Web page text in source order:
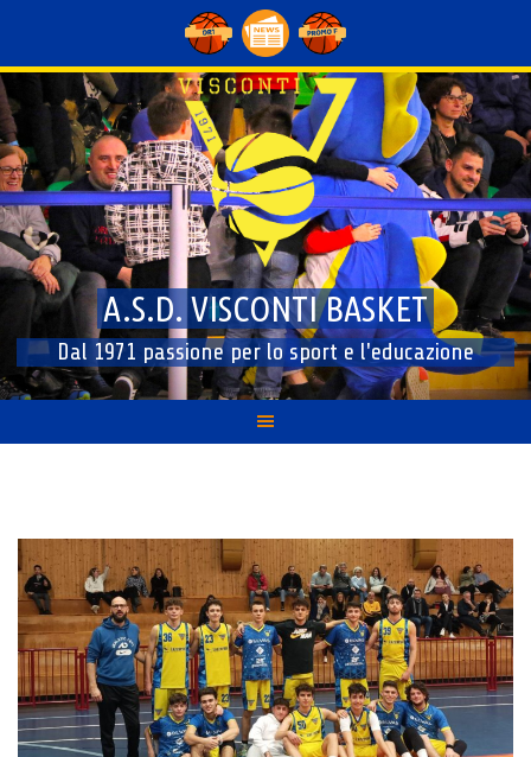
content
A.S.D. VISCONTI BASKET
Dal 1971 passione per lo sport e l'educazione